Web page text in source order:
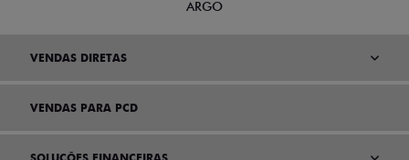
ARGO
VENDAS DIRETAS
VENDAS PARA PCD